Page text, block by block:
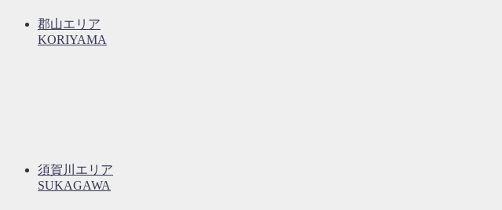
郡山エリア
KORIYAMA
須賀川エリア
SUKAGAWA